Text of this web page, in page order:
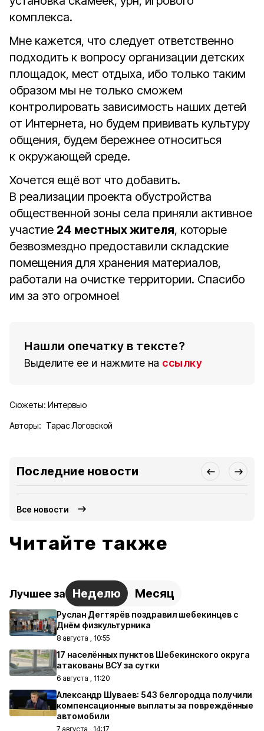
комплекса.
Мне кажется, что следует ответственно
подходить к вопросу организации детских
площадок, мест отдыха, ибо только таким
образом мы не только сможем
контролировать зависимость наших детей
от Интернета, но будем прививать культуру
общения, будем бережнее относиться
к окружающей среде.
Хочется ещё вот что добавить.
В реализации проекта обустройства
общественной зоны села приняли активное
участие 24 местных жителя, которые
безвозмездно предоставили складские
помещения для хранения материалов,
работали на очистке территории. Спасибо
им за это огромное!
Нашли опечатку в тексте?
Выделите ее и нажмите на ссылку
Сюжеты: Интервью
Авторы: Тарас Логовской
Последние новости
Все новости
Читайте также
Лучшее за Неделю Месяц
Руслан Дегтярёв поздравил шебекинцев с
Днём физкультурника
8 августа , 10:55
17 населённых пунктов Шебекинского округа
атакованы ВСУ за сутки
6 августа , 11:20
Александр Шуваев: 543 белгородца получили
компенсационные выплаты за повреждённые
автомобили
7 августа , 14:17